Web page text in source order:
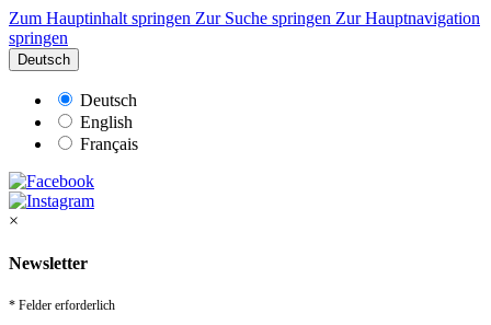
Zum Hauptinhalt springen Zur Suche springen Zur Hauptnavigation
springen
Deutsch
Deutsch
English
Français
×
Newsletter
* Felder erforderlich